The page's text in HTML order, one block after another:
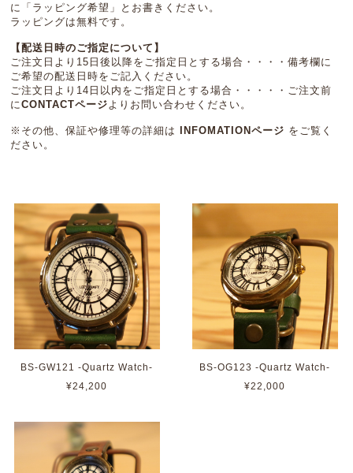
に「ラッピング希望」とお書きください。
ラッピングは無料です。
【配送日時のご指定について】
ご注文日より15日後以降をご指定日とする場合・・・・備考欄に
ご希望の配送日時をご記入ください。
ご注文日より14日以内をご指定日とする場合・・・・・ご注文前
にCONTACTページよりお問い合わせください。
※その他、保証や修理等の詳細は INFOMATIONページ をご覧く
ださい。
BS-GW121 -Quartz Watch-
¥24,200
BS-OG123 -Quartz Watch-
¥22,000